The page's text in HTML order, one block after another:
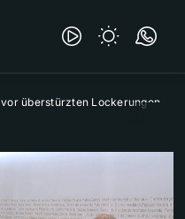
überstürzten Lockerungen